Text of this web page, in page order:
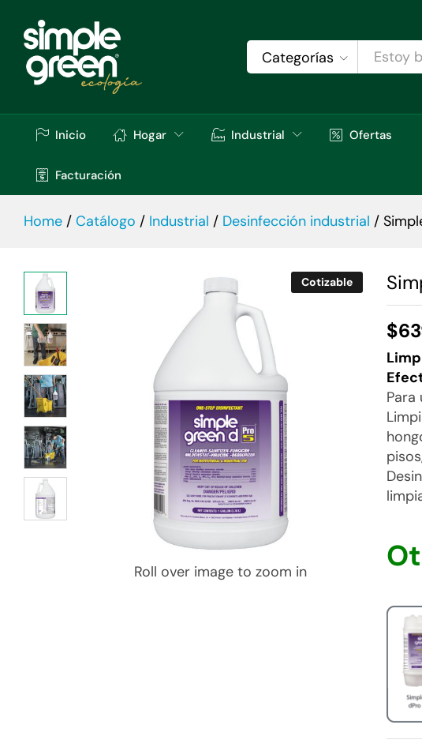
Categorías
Inicio Hogar Industrial Ofertas
Facturación
Home / Catálogo / Industrial / Desinfección industrial /
Cotizable
Roll over image to zoom in
$
Para
Descripción